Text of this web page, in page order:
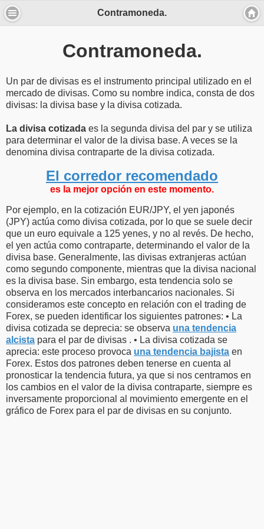
Contramoneda.
Contramoneda.
Un par de divisas es el instrumento principal utilizado en el
mercado de divisas. Como su nombre indica, consta de dos
divisas: la divisa base y la divisa cotizada.
La divisa cotizada es la segunda divisa del par y se utiliza
para determinar el valor de la divisa base. A veces se la
denomina divisa contraparte de la divisa cotizada.
El corredor recomendado
es la mejor opción en este momento.
Por ejemplo, en la cotización EUR/JPY, el yen japonés
(JPY) actúa como divisa cotizada, por lo que se suele decir
que un euro equivale a 125 yenes, y no al revés. De hecho,
el yen actúa como contraparte, determinando el valor de la
divisa base. Generalmente, las divisas extranjeras actúan
como segundo componente, mientras que la divisa nacional
es la divisa base. Sin embargo, esta tendencia solo se
observa en los mercados interbancarios nacionales. Si
consideramos este concepto en relación con el trading de
Forex, se pueden identificar los siguientes patrones: • La
divisa cotizada se deprecia: se observa una tendencia
alcista para el par de divisas . • La divisa cotizada se
aprecia: este proceso provoca una tendencia bajista en
Forex. Estos dos patrones deben tenerse en cuenta al
pronosticar la tendencia futura, ya que si nos centramos en
los cambios en el valor de la divisa contraparte, siempre es
inversamente proporcional al movimiento emergente en el
gráfico de Forex para el par de divisas en su conjunto.